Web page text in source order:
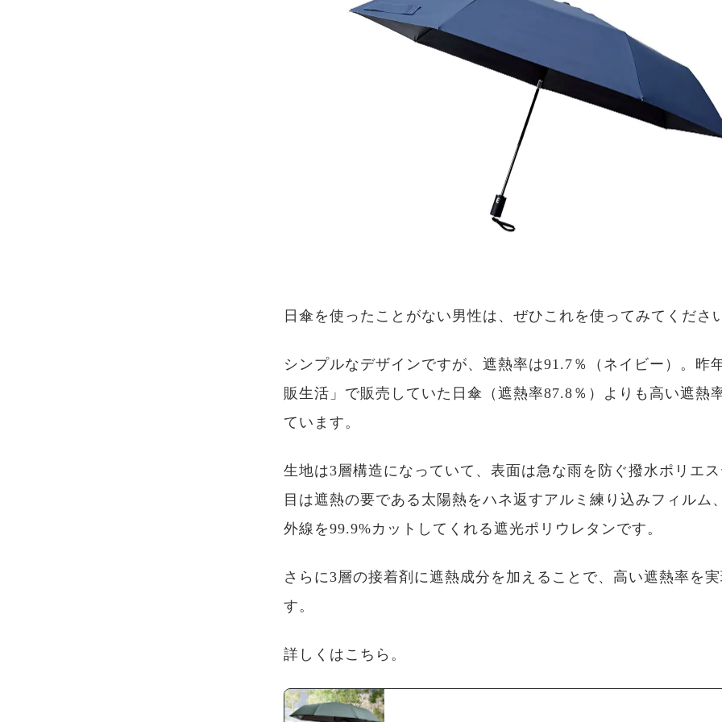
日傘を使ったことがない男性は、ぜひこれを使ってみてくださ
シンプルなデザインですが、遮熱率は91.7％（ネイビー）。昨
販生活」で販売していた日傘（遮熱率87.8％）よりも高い遮熱
ています。
生地は3層構造になっていて、表面は急な雨を防ぐ撥水ポリエ
目は遮熱の要である太陽熱をハネ返すアルミ練り込みフィルム
外線を99.9%カットしてくれる遮光ポリウレタンです。
さらに3層の接着剤に遮熱成分を加えることで、高い遮熱率を
す。
詳しくはこちら。